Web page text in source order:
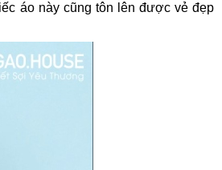
áo này cũng tôn lên được vẻ đẹp